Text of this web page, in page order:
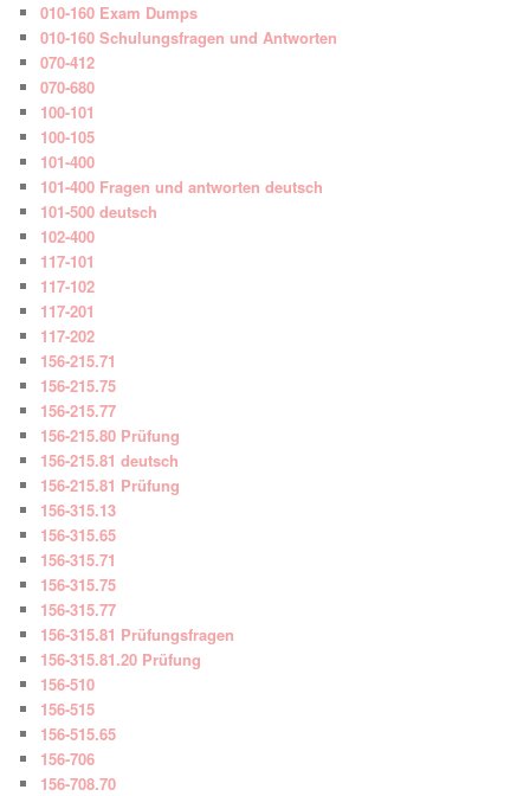
010-160 Exam Dumps
010-160 Schulungsfragen und Antworten
070-412
070-680
100-101
100-105
101-400
101-400 Fragen und antworten deutsch
101-500 deutsch
102-400
117-101
117-102
117-201
117-202
156-215.71
156-215.75
156-215.77
156-215.80 Prüfung
156-215.81 deutsch
156-215.81 Prüfung
156-315.13
156-315.65
156-315.71
156-315.75
156-315.77
156-315.81 Prüfungsfragen
156-315.81.20 Prüfung
156-510
156-515
156-515.65
156-706
156-708.70